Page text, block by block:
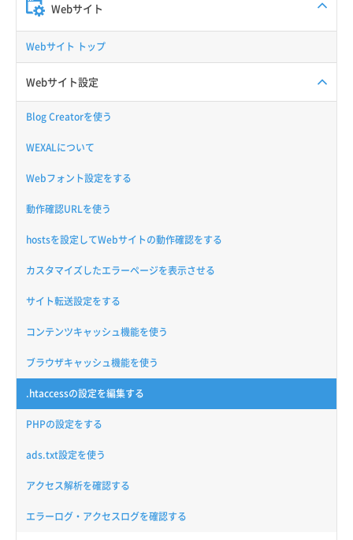
Webサイト
Webサイト トップ
Webサイト設定
Blog Creatorを使う
WEXALについて
Webフォント設定をする
動作確認URLを使う
hostsを設定してWebサイトの動作確認をする
カスタマイズしたエラーページを表示させる
サイト転送設定をする
コンテンツキャッシュ機能を使う
ブラウザキャッシュ機能を使う
.htaccessの設定を編集する
PHPの設定をする
ads.txt設定を使う
アクセス解析を確認する
エラーログ・アクセスログを確認する